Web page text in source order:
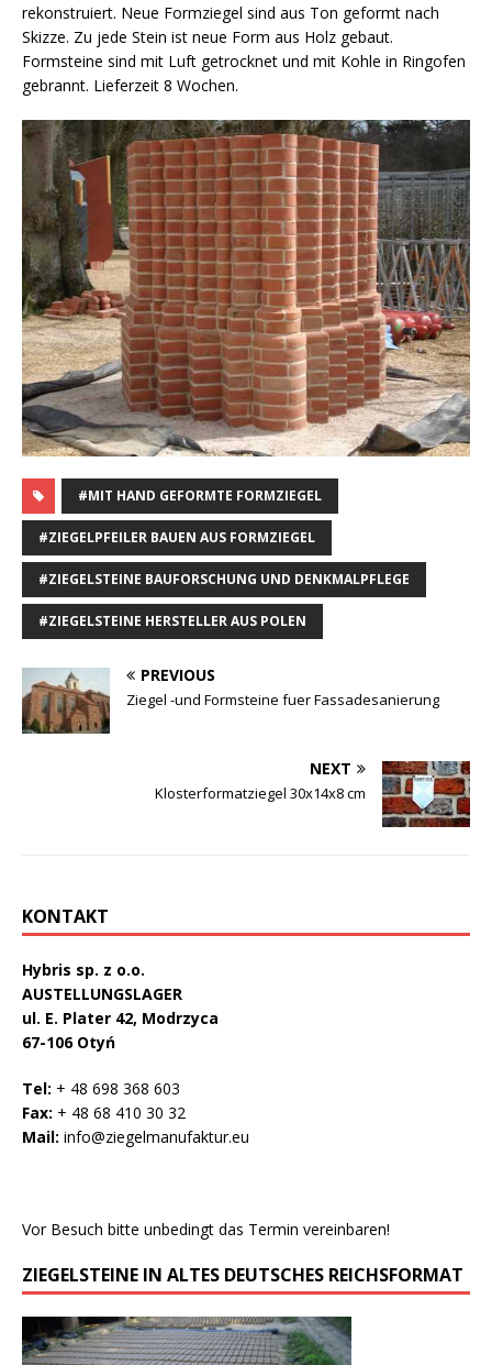
rekonstruiert. Neue Formziegel sind aus Ton geformt nach
Skizze. Zu jede Stein ist neue Form aus Holz gebaut.
Formsteine sind mit Luft getrocknet und mit Kohle in Ringofen
gebrannt. Lieferzeit 8 Wochen.
#MIT HAND GEFORMTE FORMZIEGEL
#ZIEGELPFEILER BAUEN AUS FORMZIEGEL
#ZIEGELSTEINE BAUFORSCHUNG UND DENKMALPFLEGE
#ZIEGELSTEINE HERSTELLER AUS POLEN
PREVIOUS
Ziegel -und Formsteine fuer Fassadesanierung
NEXT
Klosterformatziegel 30x14x8 cm
KONTAKT
Hybris sp. z o.o.
AUSTELLUNGSLAGER
ul. E. Plater 42, Modrzyca
67-106 Otyń
Tel: + 48 698 368 603
Fax: + 48 68 410 30 32
Mail: info@ziegelmanufaktur.eu
Vor Besuch bitte unbedingt das Termin vereinbaren!
ZIEGELSTEINE IN ALTES DEUTSCHES REICHSFORMAT